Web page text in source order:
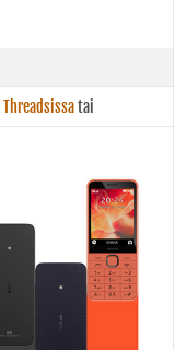
Threadsissatai